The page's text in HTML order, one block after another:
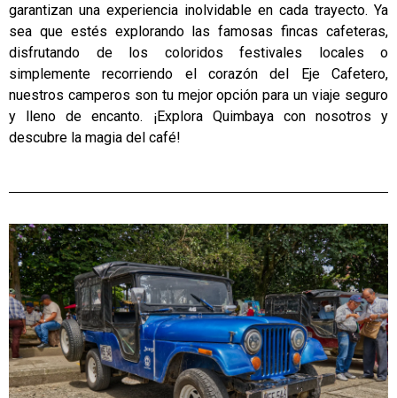
garantizan una experiencia inolvidable en cada trayecto. Ya
sea que estés explorando las famosas fincas cafeteras,
disfrutando de los coloridos festivales locales o
simplemente recorriendo el corazón del Eje Cafetero,
nuestros camperos son tu mejor opción para un viaje seguro
y lleno de encanto. ¡Explora Quimbaya con nosotros y
descubre la magia del café!